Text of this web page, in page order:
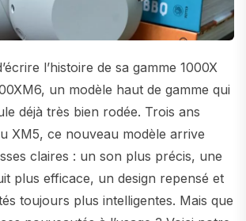
l’histoire de sa gamme 1000X
un modèle haut de gamme qui
déjà très bien rodée. Trois ans
XM5, ce nouveau modèle arrive
claires : un son plus précis, une
plus efficace, un design repensé et
toujours plus intelligentes. Mais que